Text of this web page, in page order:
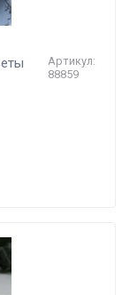
Артикул:
88859